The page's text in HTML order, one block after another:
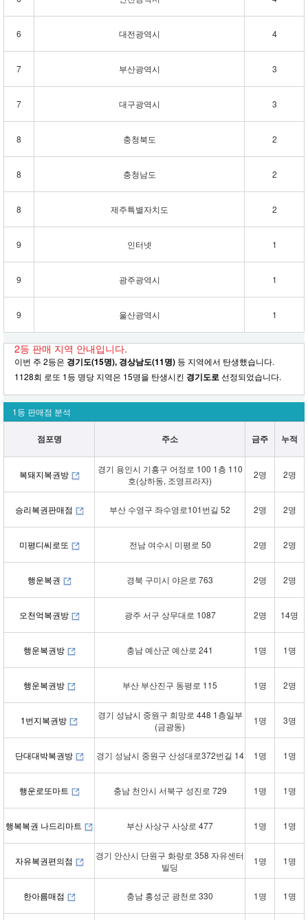
6 대전광역시 4
7 부산광역시 3
7 대구광역시 3
8 충청북도 2
8 충청남도 2
8 제주특별자치도 2
9 인터넷 1
9 광주광역시 1
9 울산광역시 1
2등 판매 지역 안내입니다.
이번 주 2등은 경기도(15명), 경상남도(11명) 등 지역에서 탄생했습니다.
1128회 로또 1등 명당 지역은 15명을 탄생시킨 경기도로선정되었습니다.
1등 판매점 분석
점포명 주소 금주 누적
복돼지복권방
경기 용인시 기흥구 어정로 100 1층 110
호(상하동, 조영프라자)
2명 2명
승리복권판매점 부산 수영구 좌수영로101번길 52 2명 2명
미평디씨로또 전남 여수시 미평로 50 2명 2명
행운복권 경북 구미시 야은로 763 2명 2명
오천억복권방 광주 서구 상무대로 1087 2명 14명
행운복권방 충남 예산군 예산로 241 1명 1명
행운복권방 부산 부산진구 동평로 115 1명 2명
1번지복권방
경기 성남시 중원구 희망로 448 1층일부
(금광동)
1명 3명
단대대박복권방 경기 성남시 중원구 산성대로372번길 14 1명 1명
행운로또마트 충남 천안시 서북구 성진로 729 1명 1명
행복복권 나드리마트 부산 사상구 사상로 477 1명 1명
자유복권편의점
경기 안산시 단원구 화랑로 358 자유센터
빌딩
1명 1명
한아름매점 충남 홍성군 광천로 330 1명 1명